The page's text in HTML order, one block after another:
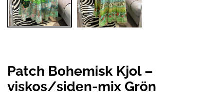
Patch Bohemisk Kjol –
viskos/siden-mix Grön